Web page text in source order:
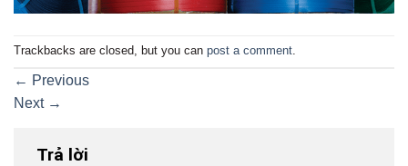
Trackbacks are closed, but you can post a comment.
← Previous
Next →
Trả lời